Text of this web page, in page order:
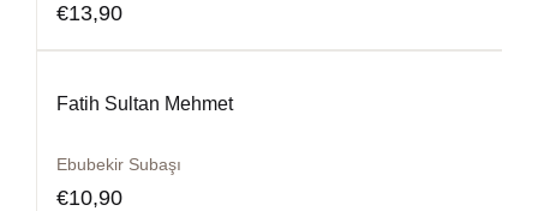
€13,90
Fatih Sultan Mehmet
Ebubekir Subaşı
€10,90